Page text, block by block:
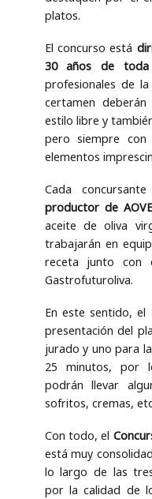
platos.
El concurso está
30 años de toda
profesionales de
certamen
estilo libre y
pero siempre
elementos
Cada
productor de
aceite de oliva
trabajarán en
receta junto con
Gastrofuturoliva.
En este sentido,
presentación del
jurado y uno para
25 minutos, por
podrán llevar
sofritos, cremas,
Con todo, el
está muy
lo largo de las
por la calidad de